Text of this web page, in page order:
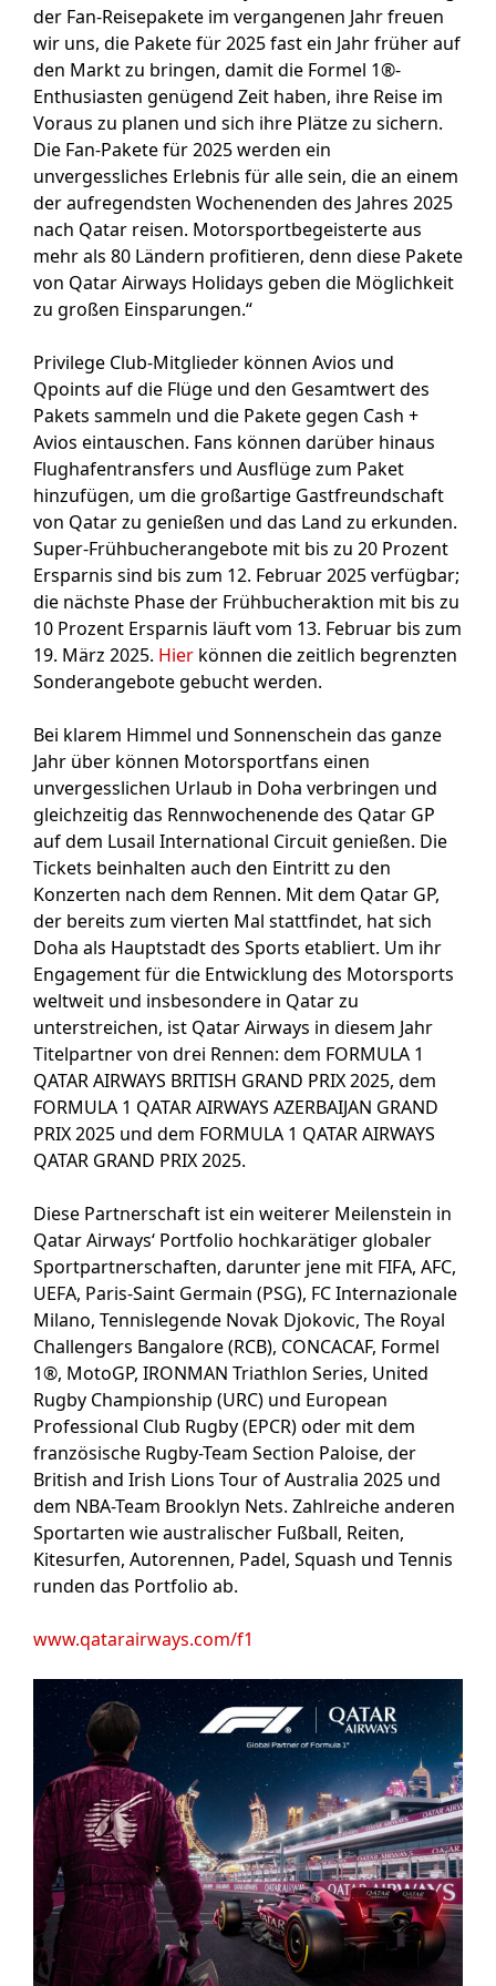
der Fan-Reisepakete im vergangenen Jahr freuen
wir uns, die Pakete für 2025 fast ein Jahr früher auf
den Markt zu bringen, damit die Formel 1®-
Enthusiasten genügend Zeit haben, ihre Reise im
Voraus zu planen und sich ihre Plätze zu sichern.
Die Fan-Pakete für 2025 werden ein
unvergessliches Erlebnis für alle sein, die an einem
der aufregendsten Wochenenden des Jahres 2025
nach Qatar reisen. Motorsportbegeisterte aus
mehr als 80 Ländern profitieren, denn diese Pakete
von Qatar Airways Holidays geben die Möglichkeit
zu großen Einsparungen.“
Privilege Club-Mitglieder können Avios und
Qpoints auf die Flüge und den Gesamtwert des
Pakets sammeln und die Pakete gegen Cash +
Avios eintauschen. Fans können darüber hinaus
Flughafentransfers und Ausflüge zum Paket
hinzufügen, um die großartige Gastfreundschaft
von Qatar zu genießen und das Land zu erkunden.
Super-Frühbucherangebote mit bis zu 20 Prozent
Ersparnis sind bis zum 12. Februar 2025 verfügbar;
die nächste Phase der Frühbucheraktion mit bis zu
10 Prozent Ersparnis läuft vom 13. Februar bis zum
19. März 2025. Hier können die zeitlich begrenzten
Sonderangebote gebucht werden.
Bei klarem Himmel und Sonnenschein das ganze
Jahr über können Motorsportfans einen
unvergesslichen Urlaub in Doha verbringen und
gleichzeitig das Rennwochenende des Qatar GP
auf dem Lusail International Circuit genießen. Die
Tickets beinhalten auch den Eintritt zu den
Konzerten nach dem Rennen. Mit dem Qatar GP,
der bereits zum vierten Mal stattfindet, hat sich
Doha als Hauptstadt des Sports etabliert. Um ihr
Engagement für die Entwicklung des Motorsports
weltweit und insbesondere in Qatar zu
unterstreichen, ist Qatar Airways in diesem Jahr
Titelpartner von drei Rennen: dem FORMULA 1
QATAR AIRWAYS BRITISH GRAND PRIX 2025, dem
FORMULA 1 QATAR AIRWAYS AZERBAIJAN GRAND
PRIX 2025 und dem FORMULA 1 QATAR AIRWAYS
QATAR GRAND PRIX 2025.
Diese Partnerschaft ist ein weiterer Meilenstein in
Qatar Airways‘ Portfolio hochkarätiger globaler
Sportpartnerschaften, darunter jene mit FIFA, AFC,
UEFA, Paris-Saint Germain (PSG), FC Internazionale
Milano, Tennislegende Novak Djokovic, The Royal
Challengers Bangalore (RCB), CONCACAF, Formel
1®, MotoGP, IRONMAN Triathlon Series, United
Rugby Championship (URC) und European
Professional Club Rugby (EPCR) oder mit dem
französische Rugby-Team Section Paloise, der
British and Irish Lions Tour of Australia 2025 und
dem NBA-Team Brooklyn Nets. Zahlreiche anderen
Sportarten wie australischer Fußball, Reiten,
Kitesurfen, Autorennen, Padel, Squash und Tennis
runden das Portfolio ab.
www.qatarairways.com/f1